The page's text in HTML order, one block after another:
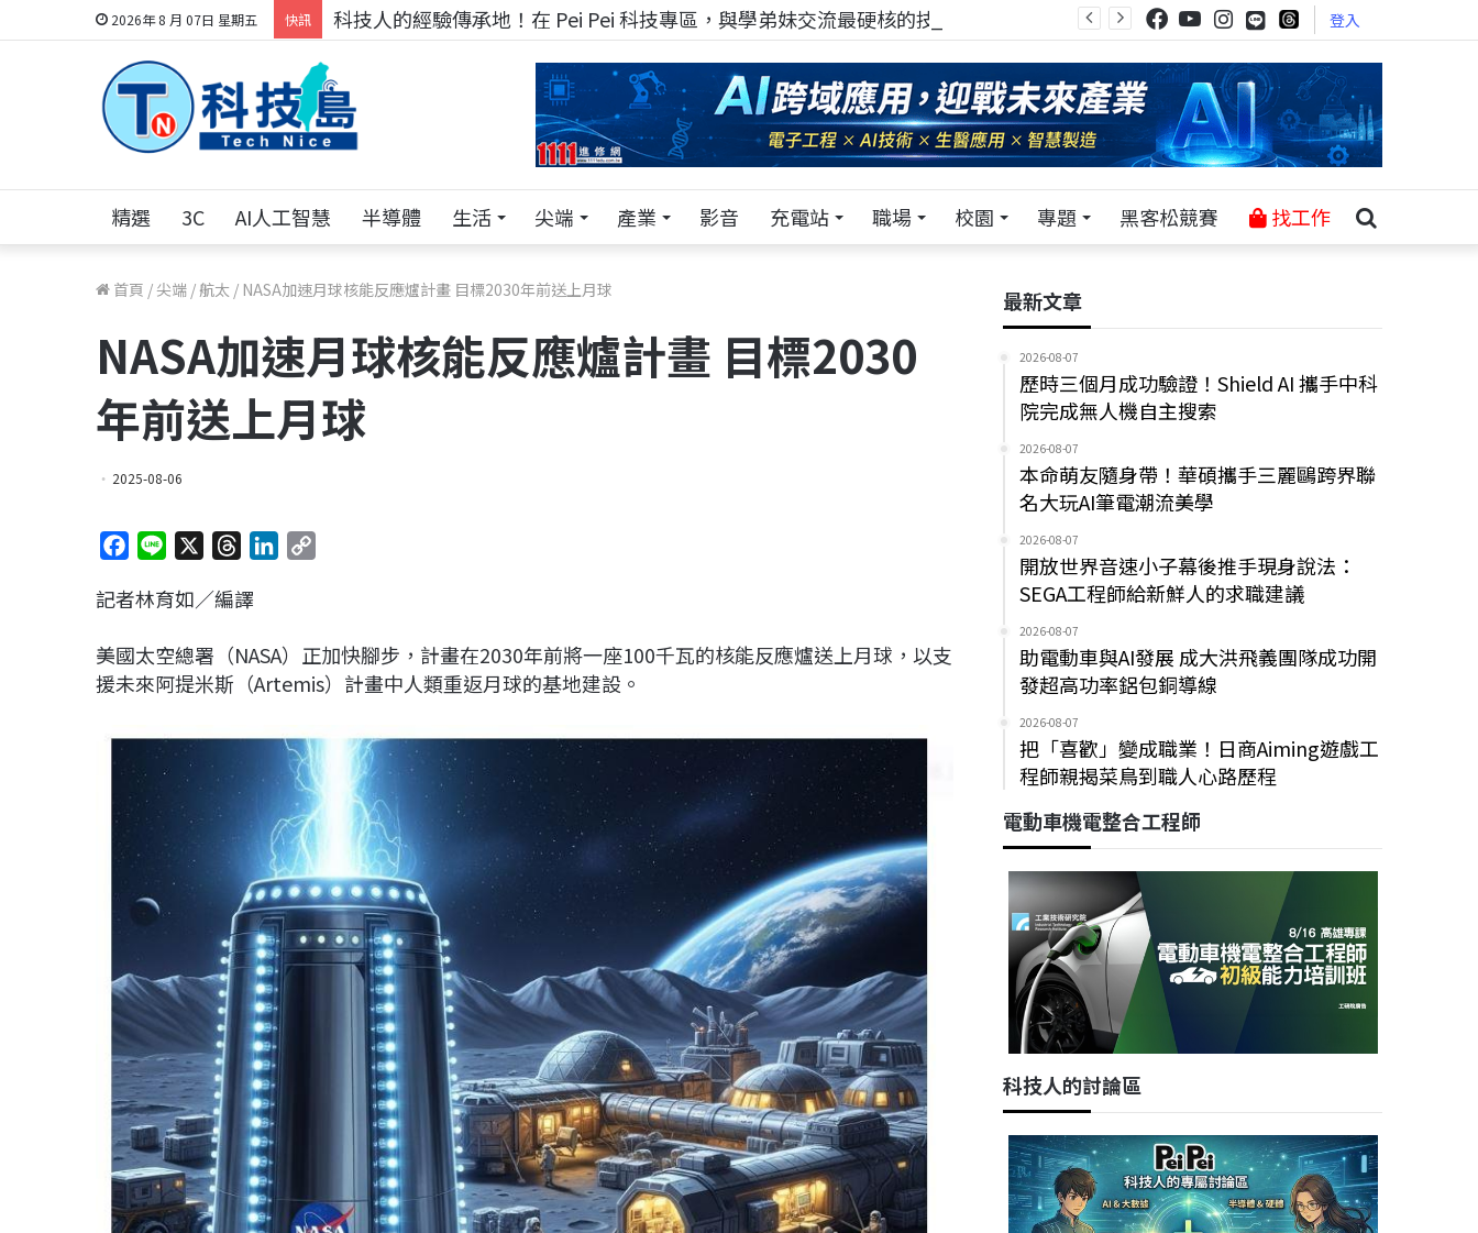
2026年 8 月 07日 星期五 快訊 科技人的經驗傳承地！在 Pei Pei 科技專區，與學弟妹交流最硬核的技術 登入
精選 3C AI人工智慧 半導體 生活 尖端 產業 影音 充電站 職場 校園 專題 黑客松競賽 找工作
首頁 /尖端 /航太 / NASA加速月球核能反應爐計畫 目標2030年前送上月球
NASA加速月球核能反應爐計畫 目標2030
年前送上月球
2025-08-06
c
b
o
k
n
r
a
d
e
d
n
L
i
k
記者林育如／編譯
美國太空總署（NASA）正加快腳步，計畫在2030年前將一座100千瓦的核能反應爐送上月球，以支
援未來阿提米斯（Artemis）計畫中人類重返月球的基地建設。
最新文章
2026-08-07
歷時三個月成功驗證！Shield AI 攜手中科
院完成無人機自主搜索
2026-08-07
本命萌友隨身帶！華碩攜手三麗鷗跨界聯
名大玩AI筆電潮流美學
2026-08-07
開放世界音速小子幕後推手現身說法：
SEGA工程師給新鮮人的求職建議
2026-08-07
助電動車與AI發展 成大洪飛義團隊成功開
發超高功率鋁包銅導線
2026-08-07
把「喜歡」變成職業！日商Aiming遊戲工
程師親揭菜鳥到職人心路歷程
電動車機電整合工程師
科技人的討論區